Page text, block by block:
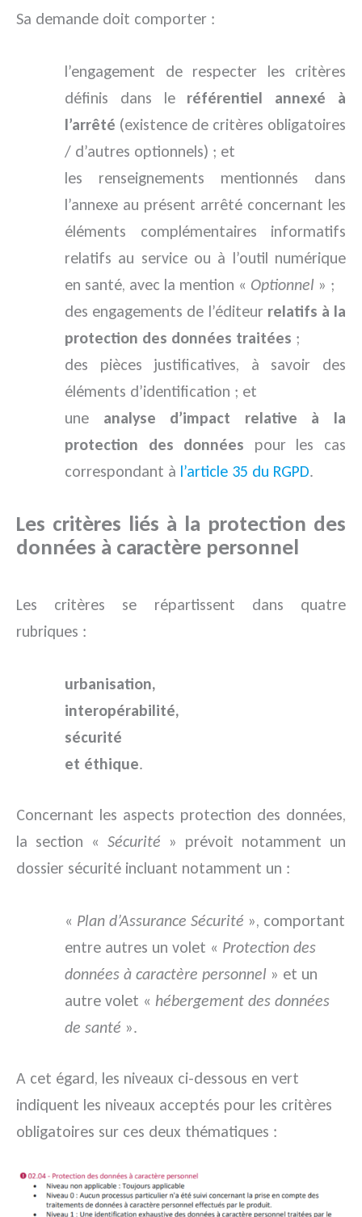
Sa demande doit comporter :
l’engagement de respecter les critères
définis dans le référentiel annexé à
l’arrêté (existence de critères obligatoires
/ d’autres optionnels) ; et
les renseignements mentionnés dans
l’annexe au présent arrêté concernant les
éléments complémentaires informatifs
relatifs au service ou à l’outil numérique
en santé, avec la mention « Optionnel » ;
des engagements de l’éditeur relatifs à la
protection des données traitées ;
des pièces justificatives, à savoir des
éléments d’identification ; et
une analyse d’impact relative à la
protection des données pour les cas
correspondant à l’article 35 du RGPD.
Les critères liés à la protection des
données à caractère personnel
Les critères se répartissent dans quatre
rubriques :
urbanisation,
interopérabilité,
sécurité
et éthique.
Concernant les aspects protection des données,
la section « Sécurité » prévoit notamment un
dossier sécurité incluant notamment un :
« Plan d’Assurance Sécurité », comportant
entre autres un volet « Protection des
données à caractère personnel » et un
autre volet « hébergement des données
de santé ».
A cet égard, les niveaux ci-dessous en vert
indiquent les niveaux acceptés pour les critères
obligatoires sur ces deux thématiques :